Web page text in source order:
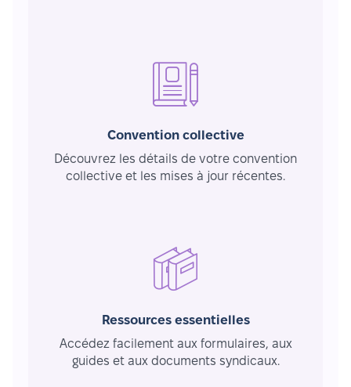
Convention collective
Découvrez les détails de votre convention
collective et les mises à jour récentes.
Ressources essentielles
Accédez facilement aux formulaires, aux
guides et aux documents syndicaux.